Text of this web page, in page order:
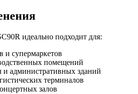
идеально подходит для:
и супермаркетов
помещений
и административных зданий
терминалов
залов